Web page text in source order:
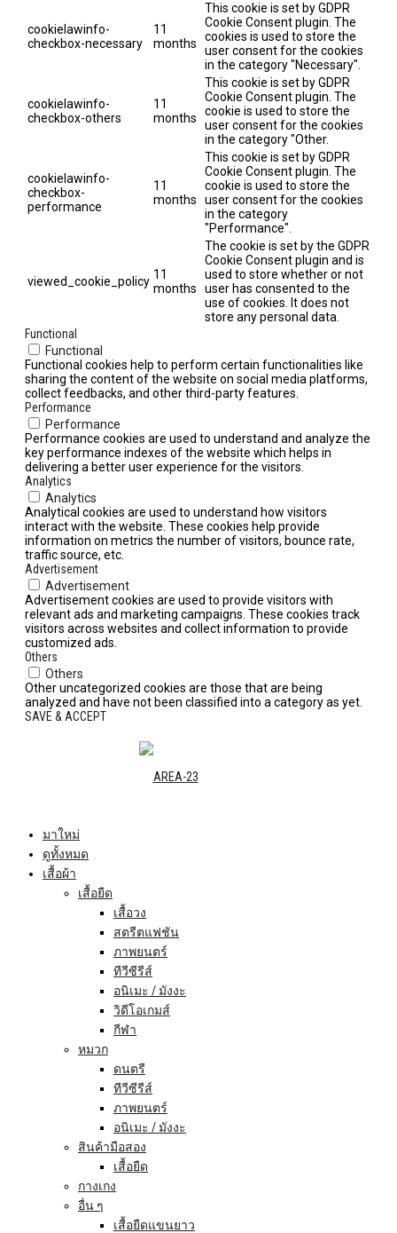
cookielawinfo-
checkbox-necessary
11
months
This cookie is set by GDPR
Cookie Consent plugin. The
cookies is used to store the
user consent for the cookies
in the category "Necessary".
cookielawinfo-
checkbox-others
11
months
This cookie is set by GDPR
Cookie Consent plugin. The
cookie is used to store the
user consent for the cookies
in the category "Other.
cookielawinfo-
checkbox-
performance
11
months
This cookie is set by GDPR
Cookie Consent plugin. The
cookie is used to store the
user consent for the cookies
in the category
"Performance".
viewed_cookie_policy 11
months
The cookie is set by the GDPR
Cookie Consent plugin and is
used to store whether or not
user has consented to the
use of cookies. It does not
store any personal data.
Functional
Functional
Functional cookies help to perform certain functionalities like
sharing the content of the website on social media platforms,
collect feedbacks, and other third-party features.
Performance
Performance
Performance cookies are used to understand and analyze the
key performance indexes of the website which helps in
delivering a better user experience for the visitors.
Analytics
Analytics
Analytical cookies are used to understand how visitors
interact with the website. These cookies help provide
information on metrics the number of visitors, bounce rate,
traffic source, etc.
Advertisement
Advertisement
Advertisement cookies are used to provide visitors with
relevant ads and marketing campaigns. These cookies track
visitors across websites and collect information to provide
customized ads.
Others
Others
Other uncategorized cookies are those that are being
analyzed and have not been classified into a category as yet.
SAVE & ACCEPT
มาใหม่
ดูทั้งหมด
เสื้อผ้า
เสื้อยืด
เสื้อวง
สตรีตแฟชัน
ภาพยนตร์
ทีวีซีรีส์
อนิเมะ / มังงะ
วิดีโอเกมส์
กีฬา
หมวก
ดนตรี
ทีวีซีรีส์
ภาพยนตร์
อนิเมะ / มังงะ
สินค้ามือสอง
เสื้อยืด
กางเกง
อื่น ๆ
เสื้อยืดแขนยาว